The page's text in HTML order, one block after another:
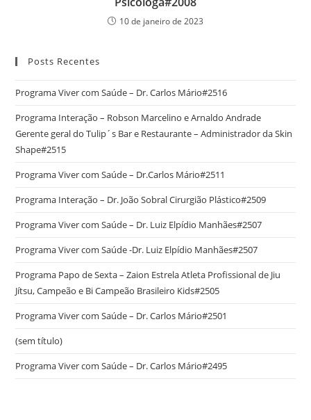
10 de janeiro de 2023
Posts Recentes
Programa Viver com Saúde – Dr. Carlos Mário#2516
Programa Interação – Robson Marcelino e Arnaldo Andrade
Gerente geral do Tulip´s Bar e Restaurante – Administrador da Skin
Shape#2515
Programa Viver com Saúde – Dr.Carlos Mário#2511
Programa Interação – Dr. João Sobral Cirurgião Plástico#2509
Programa Viver com Saúde – Dr. Luiz Elpídio Manhães#2507
Programa Viver com Saúde -Dr. Luiz Elpídio Manhães#2507
Programa Papo de Sexta – Zaion Estrela Atleta Profissional de Jiu
Jítsu, Campeão e Bi Campeão Brasileiro Kids#2505
Programa Viver com Saúde – Dr. Carlos Mário#2501
(sem título)
Programa Viver com Saúde – Dr. Carlos Mário#2495